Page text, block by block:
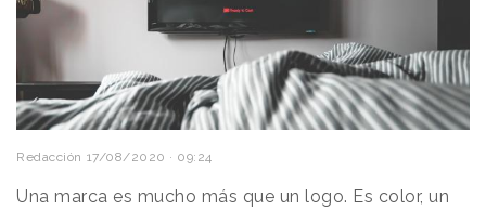
Redacción 17/08/2020 · 09:24
Una marca es mucho más que un logo. Es color, un